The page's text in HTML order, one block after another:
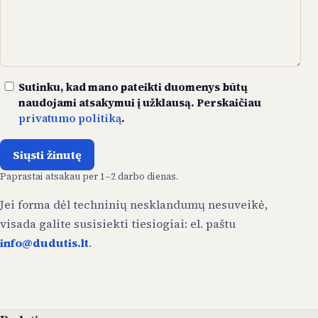
Sutinku, kad mano pateikti duomenys būtų
naudojami atsakymui į užklausą. Perskaičiau
privatumo politiką.
Siųsti žinutę
Paprastai atsakau per 1–2 darbo dienas.
Jei forma dėl techninių nesklandumų nesuveikė,
visada galite susisiekti tiesiogiai: el. paštu
info@dudutis.lt.